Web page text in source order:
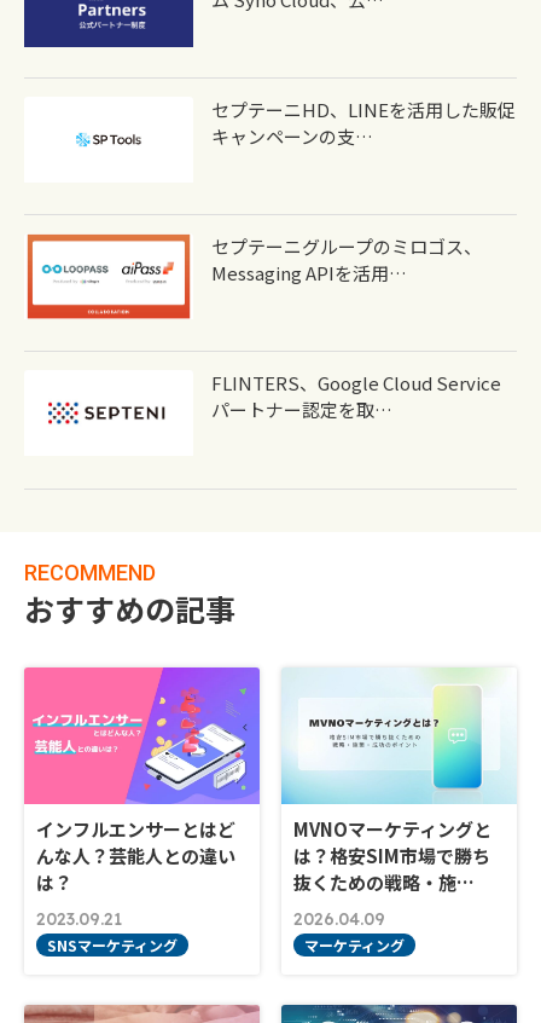
セプテーニHD、LINEを活用した販促
キャンペーンの支…
セプテーニグループのミロゴス、
Messaging APIを活用…
FLINTERS、Google Cloud Service
パートナー認定を取…
RECOMMEND
おすすめの記事
インフルエンサーとはど
んな人？芸能人との違い
は？
2023.09.21
SNSマーケティング
MVNOマーケティングと
は？格安SIM市場で勝ち
抜くための戦略・施…
2026.04.09
マーケティング